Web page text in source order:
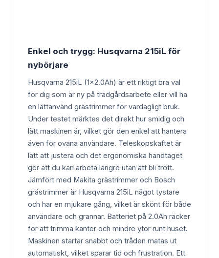
Enkel och trygg: Husqvarna 215iL för
nybörjare
Husqvarna 215iL (1x2.0Ah) är ett riktigt bra val
för dig som är ny på trädgårdsarbete eller vill ha
en lättanvänd grästrimmer för vardagligt bruk.
Under testet märktes det direkt hur smidig och
lätt maskinen är, vilket gör den enkel att hantera
även för ovana användare. Teleskopskaftet är
lätt att justera och det ergonomiska handtaget
gör att du kan arbeta längre utan att bli trött.
Jämfört med Makita grästrimmer och Bosch
grästrimmer är Husqvarna 215iL något tystare
och har en mjukare gång, vilket är skönt för både
användare och grannar. Batteriet på 2.0Ah räcker
för att trimma kanter och mindre ytor runt huset.
Maskinen startar snabbt och tråden matas ut
automatiskt, vilket sparar tid och frustration. Ett